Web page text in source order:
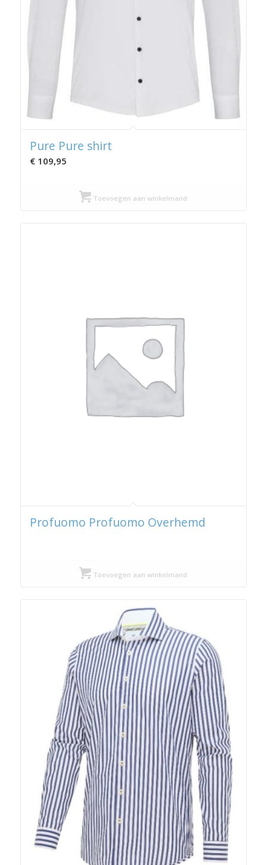
Pure Pure shirt
€109,95
Toevoegen aan winkelmand
Profuomo Profuomo Overhemd
Toevoegen aan winkelmand